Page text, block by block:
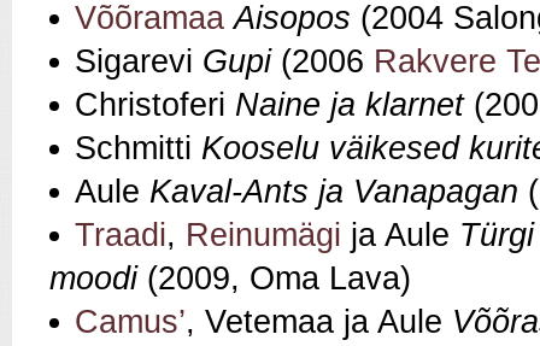
Võõramaa Aisopos (2004
Sigarevi Gupi(2006 Rakvere
Christoferi Naine ja klarnet
Schmitti Kooselu väikesed
Aule Kaval-Ants ja Vanapagan
Traadi, Reinumägi ja Aule
moodi(2009, Oma Lava)
Camus’, Vetemaa ja Aule